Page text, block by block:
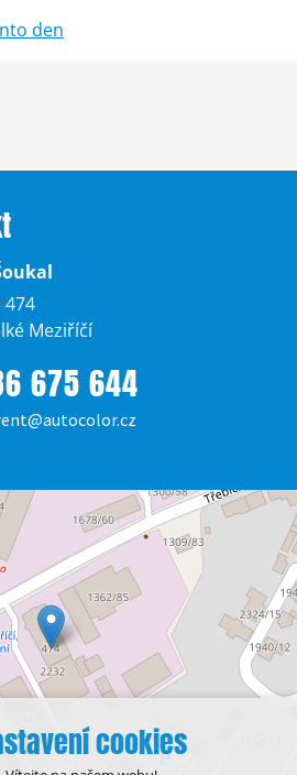
den
474
Meziříčí
675 644
cookies